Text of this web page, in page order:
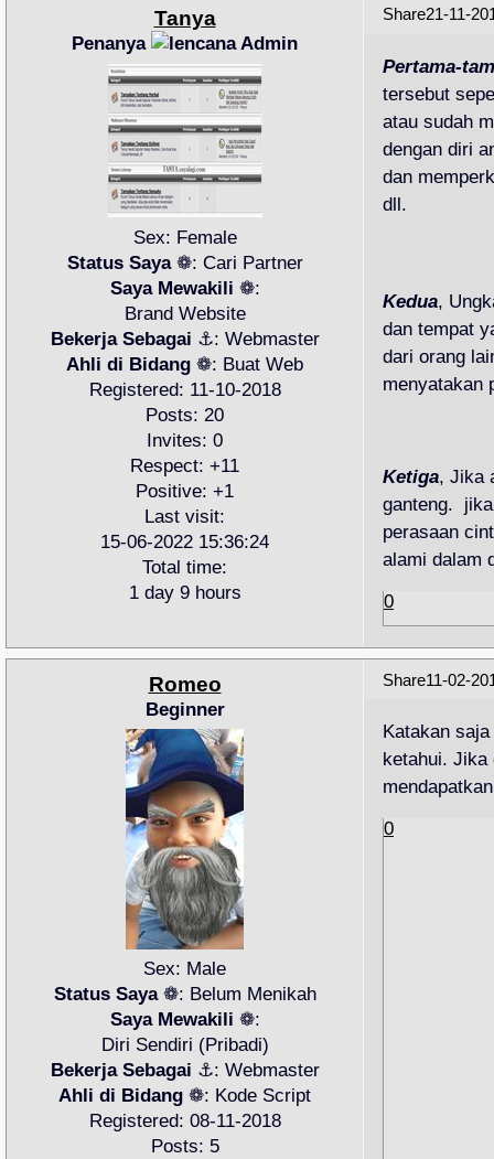
Share21-11-
Tanya
Penanya
Sex: Female
Status Saya❁: Cari Partner
Saya Mewakili ❁:
Brand Website
Bekerja Sebagai ⚓: Webmaster
Ahli di Bidang ❁: Buat Web
Registered: 11-10-2018
Posts: 20
Invites: 0
Respect: +11
Positive: +1
Last visit:
15-06-2022 15:36:24
Total time:
1 day 9 hours
Pertama-
tersebut
atau sudah
dengan diri
dan
dll.
Kedua,
dan tempat
dari orang
menyatakan
Ketiga, Jika
ganteng.
perasaan
alami dalam
0
Share11-02-
Romeo
Beginner
Sex: Male
Status Saya❁: Belum Menikah
Saya Mewakili ❁:
Diri Sendiri (Pribadi)
Bekerja Sebagai ⚓: Webmaster
Ahli di Bidang ❁: Kode Script
Registered: 08-11-2018
Posts: 5
Katakan
ketahui. Jika
0